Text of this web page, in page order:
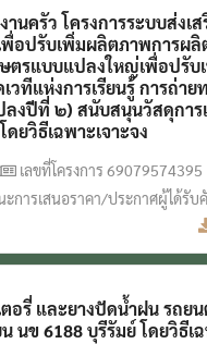
Search
นครัว โครงการระบบส่งเ
อปรับเพิ่มผลิตภาพการผลิ
ษตรแบบแปลงใหญ่เพื่อปรับ
วทีแห่งการเรียนรู้ การถ่าย
ลงปีที่ ๒) สนับสนุนวัสดุการ
ยวิธีเฉพาะเจาะจง
เลขที่โครงการ 69079574395
การเสนอราคา/ประกาศผู้ได้รับ
อรี่ และยางปัดน้ำฝน รถย
นข 6188 บุรีรัมย์ โดยวิธีเ